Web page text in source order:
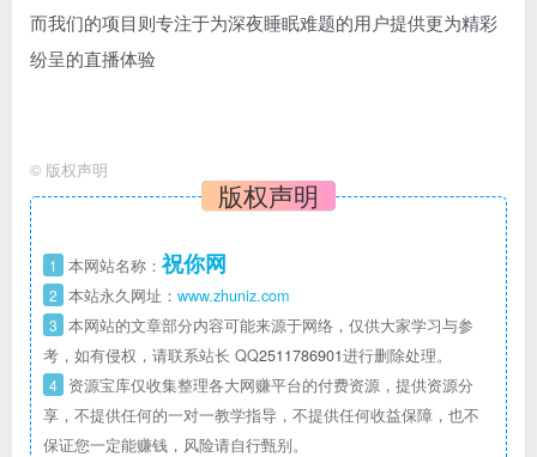
而我们的项目则专注于为深夜睡眠难题的用户提供更为精彩
纷呈的直播体验
© 版权声明
版权声明
1 本网站名称： 祝你网
2 本站永久网址： www.zhuniz.com
3 本网站的文章部分内容可能来源于网络，仅供大家学习与参
考，如有侵权，请联系站长 QQ2511786901进行删除处理。
4 资源宝库仅收集整理各大网赚平台的付费资源，提供资源分
享，不提供任何的一对一教学指导，不提供任何收益保障，也不
保证您一定能赚钱，风险请自行甄别。